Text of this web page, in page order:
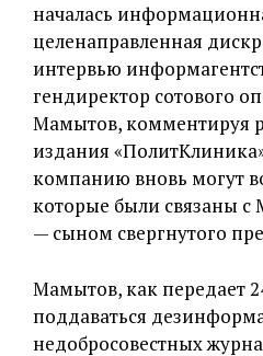
началась
целенаправленная
интервью
гендиректор сотового
Мамытов, комментируя
издания
компанию вновь могут
которые были связаны
— сыном свергнутого
Мамытов, как передает
поддаваться
недобросовестных